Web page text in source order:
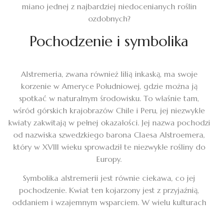
miano jednej z najbardziej niedocenianych roślin
ozdobnych?
Pochodzenie i symbolika
Alstremeria, zwana również lilią inkaską, ma swoje
korzenie w Ameryce Południowej, gdzie można ją
spotkać w naturalnym środowisku. To właśnie tam,
wśród górskich krajobrazów Chile i Peru, jej niezwykłe
kwiaty zakwitają w pełnej okazałości. Jej nazwa pochodzi
od nazwiska szwedzkiego barona Claesa Alstroemera,
który w XVIII wieku sprowadził te niezwykłe rośliny do
Europy.
Symbolika alstremerii jest równie ciekawa, co jej
pochodzenie. Kwiat ten kojarzony jest z przyjaźnią,
oddaniem i wzajemnym wsparciem. W wielu kulturach